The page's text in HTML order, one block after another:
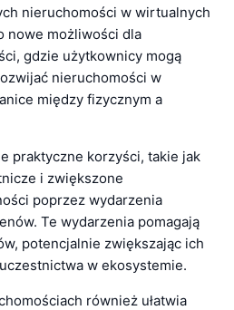
nieruchomości w wirtualnych
nowe możliwości dla
gdzie użytkownicy mogą
nieruchomości w
między fizycznym a
praktyczne korzyści, takie jak
i zwiększone
poprzez wydarzenia
Te wydarzenia pomagają
potencjalnie zwiększając ich
w ekosystemie.
również ułatwia